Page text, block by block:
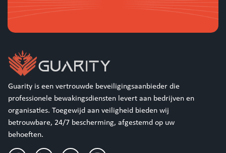
Guarity is een vertrouwde beveiligingsaanbieder die
professionele bewakingsdiensten levert aan bedrijven en
organisaties. Toegewijd aan veiligheid bieden wij
betrouwbare, 24/7 bescherming, afgestemd op uw
behoeften.